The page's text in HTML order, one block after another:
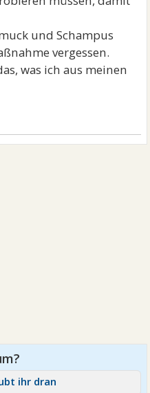
und Schampus
vergessen.
was ich aus meinen
ihr dran